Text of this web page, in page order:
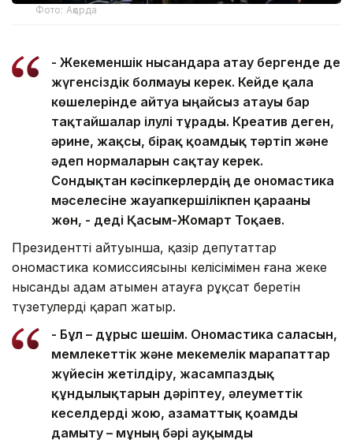
Фото: Ақорда
- Жекеменшік нысандарға атау бергенде де
жүгенсіздік болмауы керек. Кейде қала
көшелерінде айтуға ыңғайсыз атауы бар
тақтайшалар ілулі тұрады. Креатив деген,
әрине, жақсы, бірақ қоғамдық тәртіп және
әдеп нормаларын сақтау керек.
Сондықтан кәсіпкерлердің де ономастика
мәселесіне жауапкершілікпен қарағаны
жөн, - деді Қасым-Жомарт Тоқаев.
Президенттің айтуынша, қазір депутаттар
ономастика комиссиясының келісімімен ғана жеке
нысанды адам атымен атауға рұқсат беретін
түзетулерді қарап жатыр.
- Бұл – дұрыс шешім. Ономастика саласын,
мемлекеттік және мекемелік марапаттар
жүйесін жетілдіру, жасампаздық
құндылықтарын дәріптеу, әлеуметтік
кеселдерді жою, азаматтық қоғамды
дамыту – мұның бәрі ауқымды